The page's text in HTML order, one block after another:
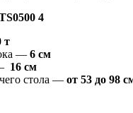
4
т
— 6 см
16 см
стола — от 53 до 98